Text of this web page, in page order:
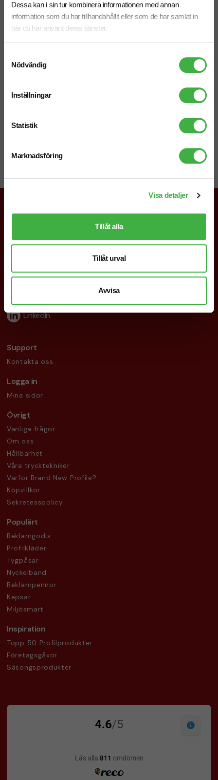
Dessa kan i sin tur kombinera informationen med annan
information som du har tillhandahållit eller som de har samlat in
när du har använt deras tjänster.
Nödvändig
Inställningar
Statistik
Marknadsföring
Visa detaljer
Tillåt alla
Tillåt urval
Avvisa
Telefon: 019-760 65 00
Mån-fre 08.30 - 17.00
info@brandnewprofile.com
Starta en chatt i högra hörnet så svarar vi dig direkt!
info@brandnewprofile.com
Följ oss
Instagram
LinkedIn
Support
Kontakta oss
Logga in
Mina sidor
Övrigt
Vanliga frågor
Om oss
Hållbarhet
Våra trycktekniker
Varför Brand New Profile?
Köpvillkor
Sekretesspolicy
Populärt
Reklamgodis
Profilkläder
Tygpåsar
Nyckelband
Reklampennor
Kepsar
Miljösmart
Inspiration
Topp 50 Profilprodukter
Företagsgåvor
Säsongsprodukter